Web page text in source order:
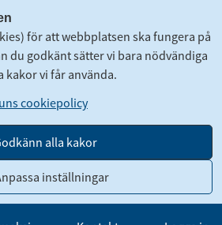
för att webbplatsen ska fungera på
du godkänt sätter vi bara nödvändiga
kakor vi får använda.
cookiepolicy
alla kakor
inställningar